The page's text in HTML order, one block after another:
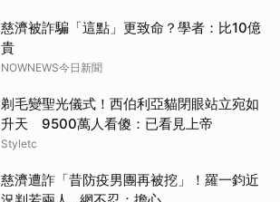
慈濟被詐騙「這點」更致命？學者：比10億
貴
NOWNEWS今日新聞
剃毛變聖光儀式！西伯利亞貓閉眼站立宛如
升天 9500萬人看傻：已看見上帝
Styletc
慈濟遭詐「昔防疫男團再被挖」！羅一鈞近